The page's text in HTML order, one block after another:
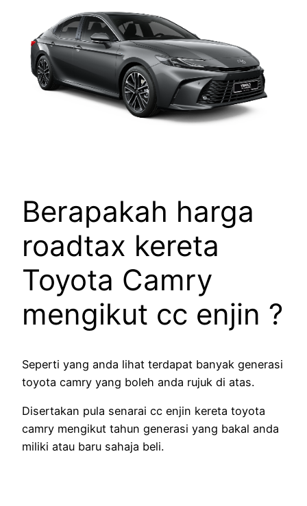
Berapakah harga
roadtax kereta
Toyota Camry
mengikut cc enjin ?
Seperti yang anda lihat terdapat banyak generasi
toyota camry yang boleh anda rujuk di atas.
Disertakan pula senarai cc enjin kereta toyota
camry mengikut tahun generasi yang bakal anda
miliki atau baru sahaja beli.